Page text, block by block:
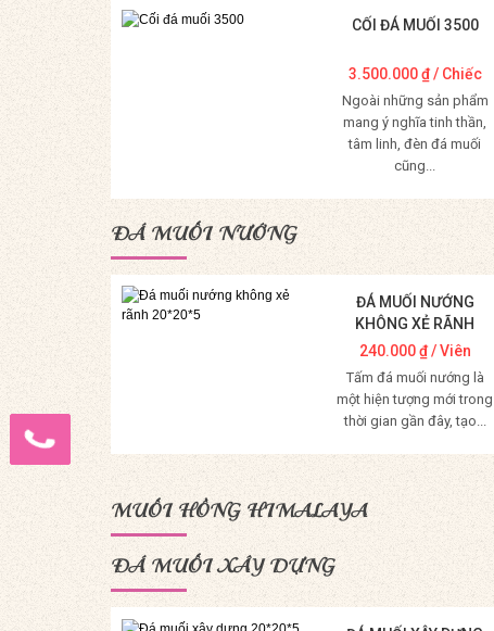
CỐI ĐÁ MUỐI 3500
3.500.000₫/ Chiếc
Ngoài những sản phẩm
mang ý nghĩa tinh thần,
tâm linh, đèn đá muối
cũng...
Mua Hàng
ĐÁ MUỐI NƯỚNG
ĐÁ MUỐI NƯỚNG
KHÔNG XẺ RÃNH
20*20*5
240.000₫/ Viên
Tấm đá muối nướng là
một hiện tượng mới trong
thời gian gần đây, tạo...
Mua Hàng
MUỐI HỒNG HIMALAYA
ĐÁ MUỐI XÂY DỰNG